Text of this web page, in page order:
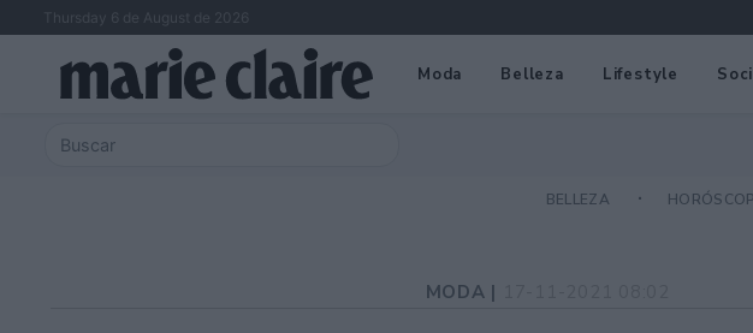
Thursday 6 de August de 2026
Moda Belleza Lifestyle
BELLEZA
MODA |